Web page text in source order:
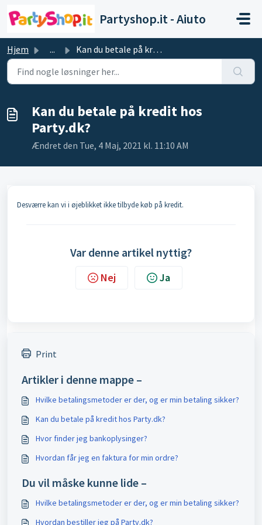
Partyshop.it - Aiuto
Hjem ... Kan du betale på kredit hos Party.dk?
Kan du betale på kredit hos
Party.dk?
Ændret den Tue, 4 Maj, 2021 kl. 11:10 AM
Desværre kan vi i øjeblikket ikke tilbyde køb på kredit.
Var denne artikel nyttig?
Nej Ja
Print
Artikler i denne mappe –
Hvilke betalingsmetoder er der, og er min betaling sikker?
Kan du betale på kredit hos Party.dk?
Hvor finder jeg bankoplysinger?
Hvordan får jeg en faktura for min ordre?
Du vil måske kunne lide –
Hvilke betalingsmetoder er der, og er min betaling sikker?
Hvordan bestiller jeg på Party.dk?